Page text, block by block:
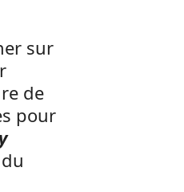
sur
de
pour